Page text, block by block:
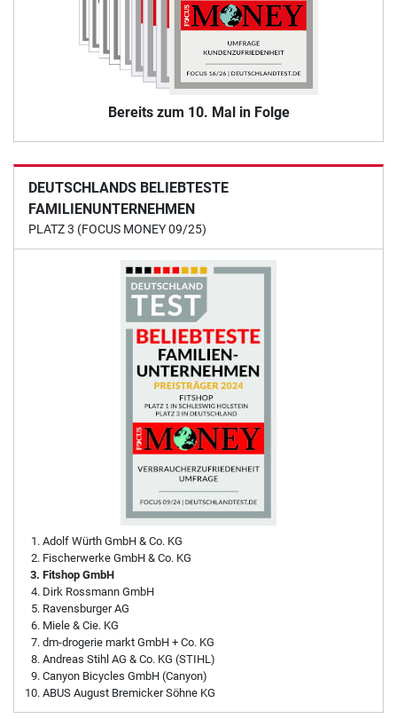
Bereits zum 10. Mal in Folge
DEUTSCHLANDS BELIEBTESTE
FAMILIENUNTERNEHMEN
PLATZ 3 (FOCUS MONEY 09/25)
Adolf Würth GmbH & Co. KG
Fischerwerke GmbH & Co. KG
Fitshop GmbH
Dirk Rossmann GmbH
Ravensburger AG
Miele & Cie. KG
dm-drogerie markt GmbH + Co. KG
Andreas Stihl AG & Co. KG (STIHL)
Canyon Bicycles GmbH (Canyon)
ABUS August Bremicker Söhne KG